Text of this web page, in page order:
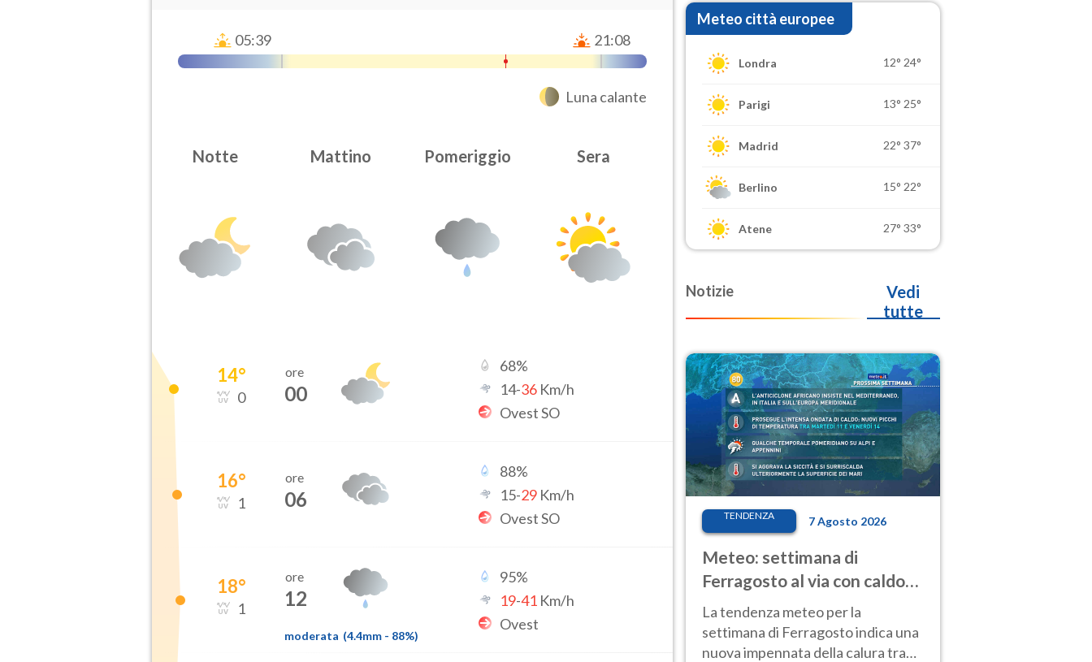
05:39 21:08
Luna calante
Notte Mattino Pomeriggio Sera
14°
0
ore
00
68%
14-36 Km/h
Ovest SO
16°
1
ore
06
88%
15-29 Km/h
Ovest SO
18°
1
ore
12
moderata (4.4mm - 88%)
95%
19-41 Km/h
Ovest
Meteo città europee
Londra 12° 24°
Parigi 13° 25°
Madrid 22° 37°
Berlino 15° 22°
Atene 27° 33°
Notizie
Vedi
tutte
TENDENZA 7 Agosto 2026
Meteo: settimana di
Ferragosto al via con caldo
intenso e qualche temporale
La tendenza meteo per la
settimana di Ferragosto indica una
nuova impennata della calura tra